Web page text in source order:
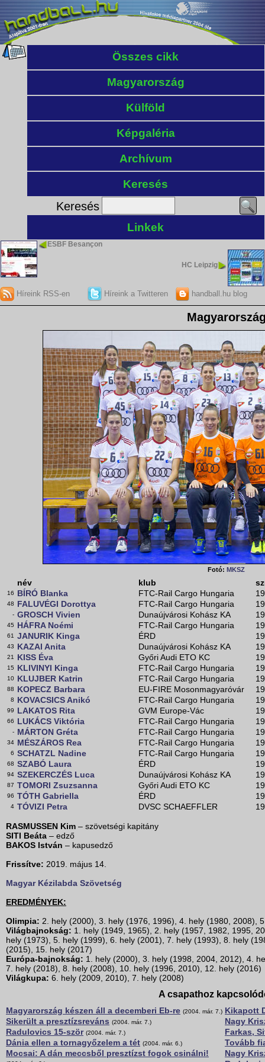
Összes cikk
Magyarország
Külföld
Képgaléria
Archívum
Keresés
Keresés
Linkek
ESBF Besançon
HC Leipzig
Híreink RSS-en Híreink a Twitteren handball.hu blog
Fotó: MKSZ
név klub
16 BÍRÓ Blanka FTC-Rail Cargo Hungaria
48 FALUVÉGI Dorottya FTC-Rail Cargo Hungaria
- GROSCH Vivien Dunaújvárosi Kohász KA
45 HÁFRA Noémi FTC-Rail Cargo Hungaria
61 JANURIK Kinga ÉRD
43 KAZAI Anita Dunaújvárosi Kohász KA
21 KISS Éva Győri Audi ETO KC
15 KLIVINYI Kinga FTC-Rail Cargo Hungaria
10 KLUJBER Katrin FTC-Rail Cargo Hungaria
88 KOPECZ Barbara EU-FIRE Mosonmagyaróvár
8 KOVACSICS Anikó FTC-Rail Cargo Hungaria
99 LAKATOS Rita GVM Europe-Vác
66 LUKÁCS Viktória FTC-Rail Cargo Hungaria
- MÁRTON Gréta FTC-Rail Cargo Hungaria
34 MÉSZÁROS Rea FTC-Rail Cargo Hungaria
6 SCHATZL Nadine FTC-Rail Cargo Hungaria
68 SZABÓ Laura ÉRD
94 SZEKERCZÉS Luca Dunaújvárosi Kohász KA
87 TOMORI Zsuzsanna Győri Audi ETO KC
96 TÓTH Gabriella ÉRD
4 TÓVIZI Petra DVSC SCHAEFFLER
RASMUSSEN Kim – szövetségi kapitány
SITI Beáta – edző
BAKOS István – kapusedző
Frissítve: 2019. május 14.
Magyar Kézilabda Szövetség
EREDMÉNYEK:
Olimpia: 2. hely (2000), 3. hely (1976, 1996), 4. hely (1980, 2008),
Világbajnokság: 1. hely (1949, 1965), 2. hely (1957, 1982, 1995,
hely (1973), 5. hely (1999), 6. hely (2001), 7. hely (1993), 8. hely
(2015), 15. hely (2017)
Európa-bajnokság: 1. hely (2000), 3. hely (1998, 2004, 2012), 4.
7. hely (2018), 8. hely (2008), 10. hely (1996, 2010), 12. hely (2016)
Világkupa: 6. hely (2009, 2010), 7. hely (2008)
A csapathoz
Magyarország készen áll a decemberi Eb-re (2004. már. 7.)
Sikerült a presztízsreváns (2004. már. 7.)
Radulovics 15-ször (2004. már. 7.)
Dánia ellen a tornagyőzelem a tét (2004. már. 6.)
Mocsai: A dán meccsből presztízst fogok csinálni!
Kikapott
Nagy
Farkas,
Tovább
Nagy